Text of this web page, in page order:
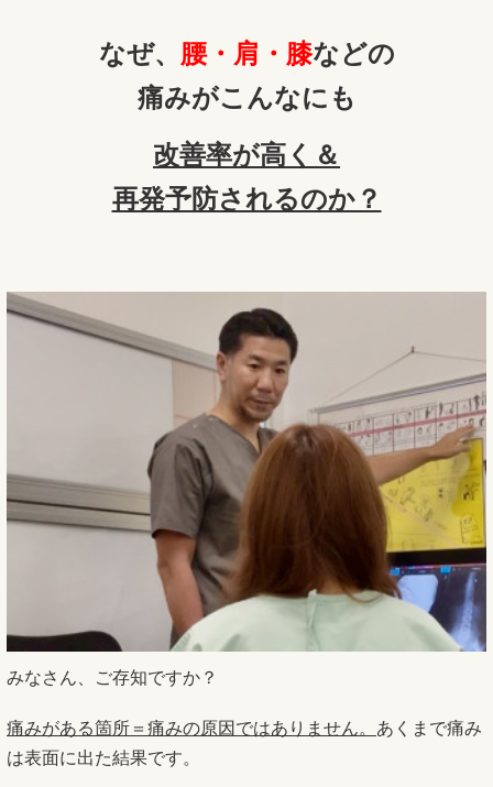
なぜ、 腰・肩・膝などの
痛みがこんなにも
改善率が高く＆
再発予防されるのか？
みなさん、ご存知ですか？
痛みがある箇所＝痛みの原因ではありません。 あくまで痛み
は表面に出た結果です。